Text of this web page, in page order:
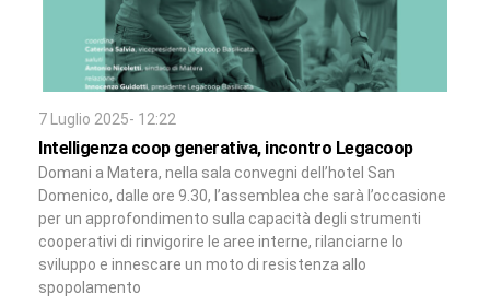
7 Luglio 2025- 12:22
Intelligenza coop generativa, incontro Legacoop
Domani a Matera, nella sala convegni dell’hotel San
Domenico, dalle ore 9.30, l’assemblea che sarà l’occasione
per un approfondimento sulla capacità degli strumenti
cooperativi di rinvigorire le aree interne, rilanciarne lo
sviluppo e innescare un moto di resistenza allo
spopolamento